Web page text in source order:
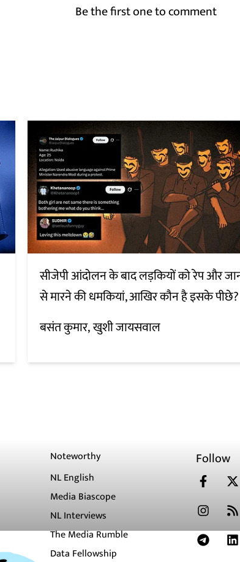
Be the first one to comment
सीजेपी आंदोलन के बाद लड़कियों को रेप और
से मारने की धमकियां, आखिर कौन है इसके पीछे?
बसंत कुमार खुशी जायसवाल
Noteworthy
NL English
Media Biascope
NL Interviews
The Media Rumble
Data Fellowship
Follow